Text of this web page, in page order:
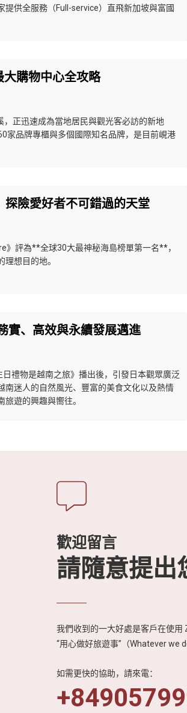
供全服務（Full-service）直飛新加坡與富國
大購物中心全攻略
，正迅速成為當地居民與觀光客必訪的新地
家品牌專櫃與多個國際知名品牌，是目前峴港
探險愛好者不可錯過的天堂
》評為**全球30大最神秘海島榜單第一名**，
想目的地。
實、高效與永續發展邁進
禮物是越南之旅》播出後，引發日本觀眾廣泛
南迷人的自然風光、豐富的美食文化以及熱情
遊的興趣與嚮往。
歡迎留言
請隨意提出
我們收到的一大好處是客戶在使用
“用心做好旅遊事”（Whatever we
如需更快的協助，請來電：